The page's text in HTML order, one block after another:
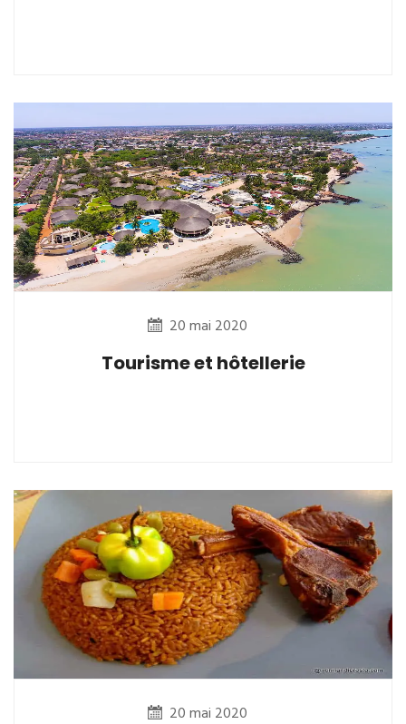
20 mai 2020
Tourisme et hôtellerie
20 mai 2020